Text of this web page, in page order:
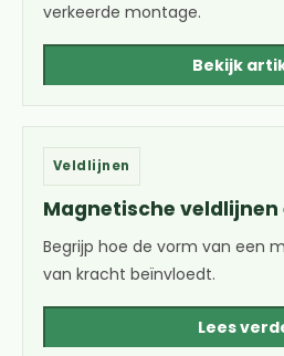
verkeerde montage.
Bekijk
Veldlijnen
Magnetische veldlijnen
Begrijp hoe de vorm van een
van kracht beïnvloedt.
Lees